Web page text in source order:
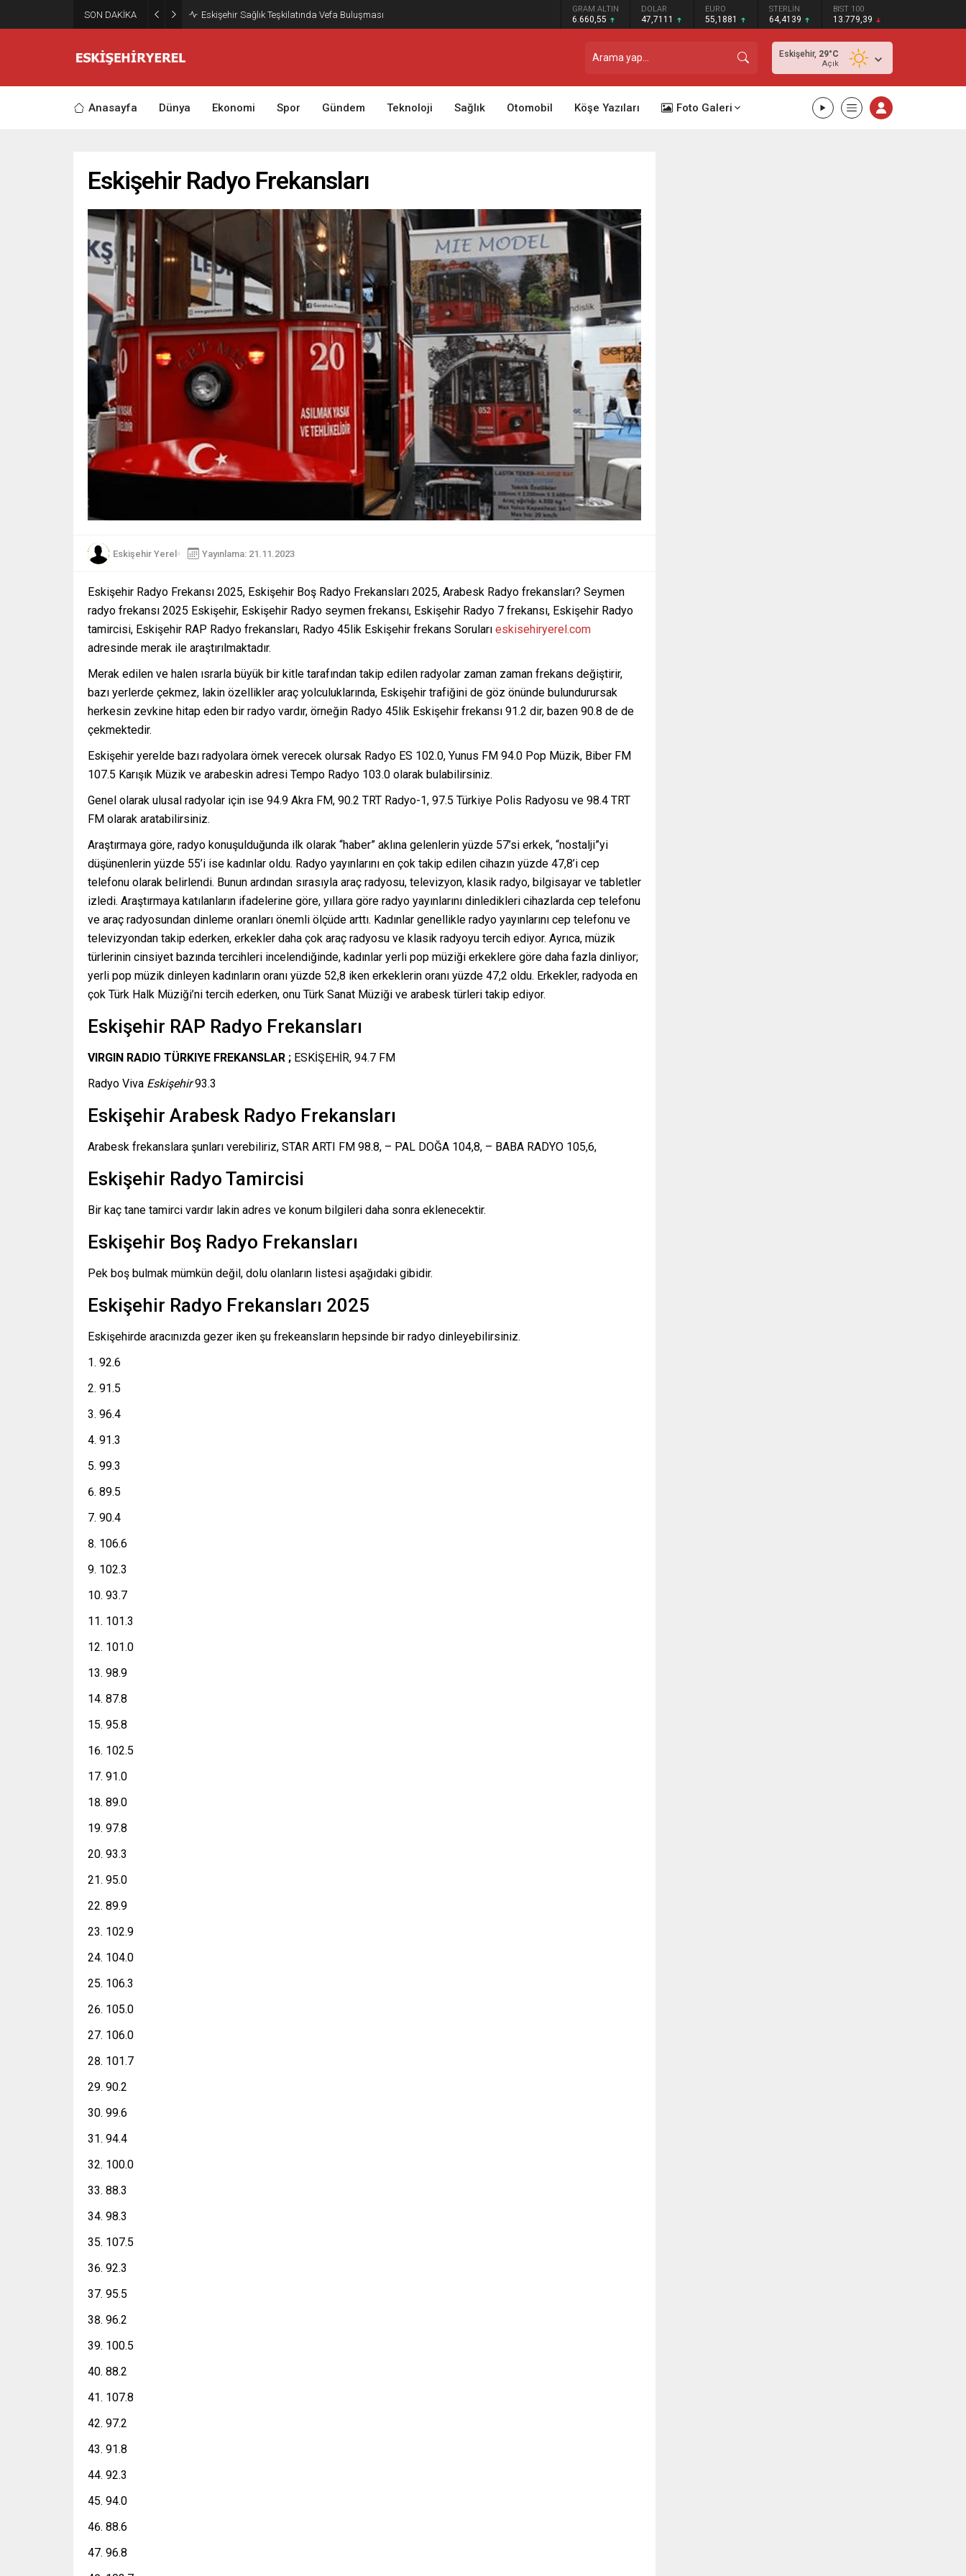
SON DAKİKA Eskişehir Sağlık Teşkilatında Vefa Buluşması GRAM ALTIN
6.660,55
DOLAR
47,7111
EURO
55,1881
STERLİN
64,4139
BIST 100
13.779,39
Eskişehir, 29°C
Açık
Anasayfa Dünya Ekonomi Spor Gündem Teknoloji Sağlık Otomobil Köşe Yazıları Foto Galeri
Eskişehir Radyo Frekansları
Eskişehir Yerel Yayınlama: 21.11.2023
Eskişehir Radyo Frekansı 2025, Eskişehir Boş Radyo Frekansları 2025, Arabesk Radyo frekansları? Seymen
radyo frekansı 2025 Eskişehir, Eskişehir Radyo seymen frekansı, Eskişehir Radyo 7 frekansı, Eskişehir Radyo
tamircisi, Eskişehir RAP Radyo frekansları, Radyo 45lik Eskişehir frekans Soruları eskisehiryerel.com
adresinde merak ile araştırılmaktadır.
Merak edilen ve halen ısrarla büyük bir kitle tarafından takip edilen radyolar zaman zaman frekans değiştirir,
bazı yerlerde çekmez, lakin özellikler araç yolculuklarında, Eskişehir trafiğini de göz önünde bulundurursak
herkesin zevkine hitap eden bir radyo vardır, örneğin Radyo 45lik Eskişehir frekansı 91.2 dir, bazen 90.8 de de
çekmektedir.
Eskişehir yerelde bazı radyolara örnek verecek olursak Radyo ES 102.0, Yunus FM 94.0 Pop Müzik, Biber FM
107.5 Karışık Müzik ve arabeskin adresi Tempo Radyo 103.0 olarak bulabilirsiniz.
Genel olarak ulusal radyolar için ise 94.9 Akra FM, 90.2 TRT Radyo-1, 97.5 Türkiye Polis Radyosu ve 98.4 TRT
FM olarak aratabilirsiniz.
Araştırmaya göre, radyo konuşulduğunda ilk olarak “haber” aklına gelenlerin yüzde 57’si erkek, “nostalji”yi
düşünenlerin yüzde 55’i ise kadınlar oldu. Radyo yayınlarını en çok takip edilen cihazın yüzde 47,8’i cep
telefonu olarak belirlendi. Bunun ardından sırasıyla araç radyosu, televizyon, klasik radyo, bilgisayar ve tabletler
izledi. Araştırmaya katılanların ifadelerine göre, yıllara göre radyo yayınlarını dinledikleri cihazlarda cep telefonu
ve araç radyosundan dinleme oranları önemli ölçüde arttı. Kadınlar genellikle radyo yayınlarını cep telefonu ve
televizyondan takip ederken, erkekler daha çok araç radyosu ve klasik radyoyu tercih ediyor. Ayrıca, müzik
türlerinin cinsiyet bazında tercihleri incelendiğinde, kadınlar yerli pop müziği erkeklere göre daha fazla dinliyor;
yerli pop müzik dinleyen kadınların oranı yüzde 52,8 iken erkeklerin oranı yüzde 47,2 oldu. Erkekler, radyoda en
çok Türk Halk Müziği’ni tercih ederken, onu Türk Sanat Müziği ve arabesk türleri takip ediyor.
Eskişehir RAP Radyo Frekansları
VIRGIN RADIO TÜRKIYE FREKANSLAR ; ESKİŞEHİR, 94.7 FM
Radyo Viva Eskişehir93.3
Eskişehir Arabesk Radyo Frekansları
Arabesk frekanslara şunları verebiliriz, STAR ARTI FM 98.8, – PAL DOĞA 104,8, – BABA RADYO 105,6,
Eskişehir Radyo Tamircisi
Bir kaç tane tamirci vardır lakin adres ve konum bilgileri daha sonra eklenecektir.
Eskişehir Boş Radyo Frekansları
Pek boş bulmak mümkün değil, dolu olanların listesi aşağıdaki gibidir.
Eskişehir Radyo Frekansları 2025
Eskişehirde aracınızda gezer iken şu frekeansların hepsinde bir radyo dinleyebilirsiniz.
92.6
91.5
96.4
91.3
99.3
89.5
90.4
106.6
102.3
93.7
101.3
101.0
98.9
87.8
95.8
102.5
91.0
89.0
97.8
93.3
95.0
89.9
102.9
104.0
106.3
105.0
106.0
101.7
90.2
99.6
94.4
100.0
88.3
98.3
107.5
92.3
95.5
96.2
100.5
88.2
107.8
97.2
91.8
92.3
94.0
88.6
96.8